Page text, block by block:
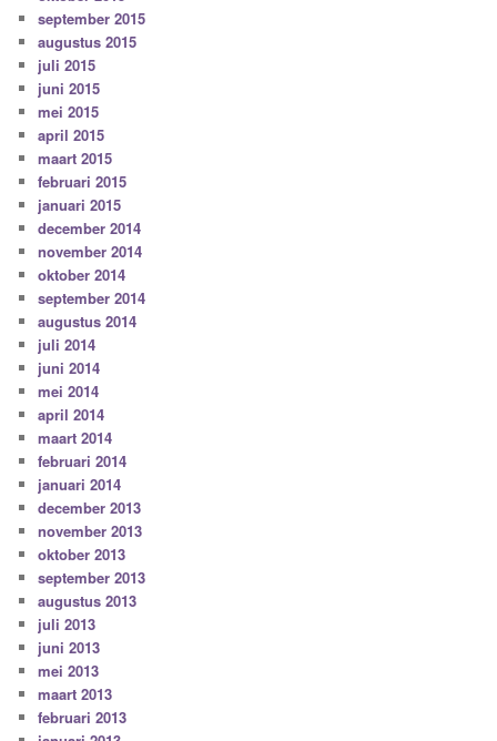
september 2015
augustus 2015
juli 2015
juni 2015
mei 2015
april 2015
maart 2015
februari 2015
januari 2015
december 2014
november 2014
oktober 2014
september 2014
augustus 2014
juli 2014
juni 2014
mei 2014
april 2014
maart 2014
februari 2014
januari 2014
december 2013
november 2013
oktober 2013
september 2013
augustus 2013
juli 2013
juni 2013
mei 2013
maart 2013
februari 2013